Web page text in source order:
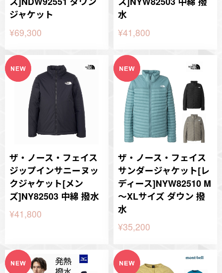
ジャケット
¥69,300
水
¥41,800
ザ・ノース・フェイス
ジップインサニーヌッ
クジャケット[メン
ズ]NY82503 中綿 撥水
¥41,800
ザ・ノース・フェイス
サンダージャケット[レ
ディース]NYW82510 M
～XLサイズ ダウン 撥
水
¥35,200